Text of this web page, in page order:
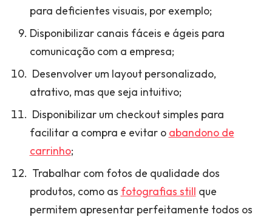
para deficientes visuais, por exemplo;
Disponibilizar canais fáceis e ágeis para
comunicação com a empresa;
Desenvolver um layout personalizado,
atrativo, mas que seja intuitivo;
Disponibilizar um checkout simples para
facilitar a compra e evitar o abandono de
carrinho;
Trabalhar com fotos de qualidade dos
produtos, como as fotografias still que
permitem apresentar perfeitamente todos os